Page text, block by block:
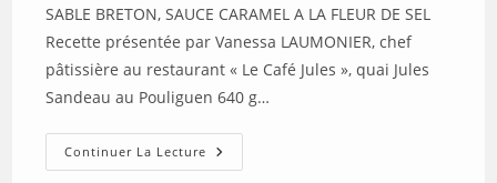
SABLE BRETON, SAUCE CARAMEL A LA FLEUR DE SEL
Recette présentée par Vanessa LAUMONIER, chef
pâtissière au restaurant « Le Café Jules », quai Jules
Sandeau au Pouliguen 640 g…
Continuer La Lecture SABLE
BRETON,